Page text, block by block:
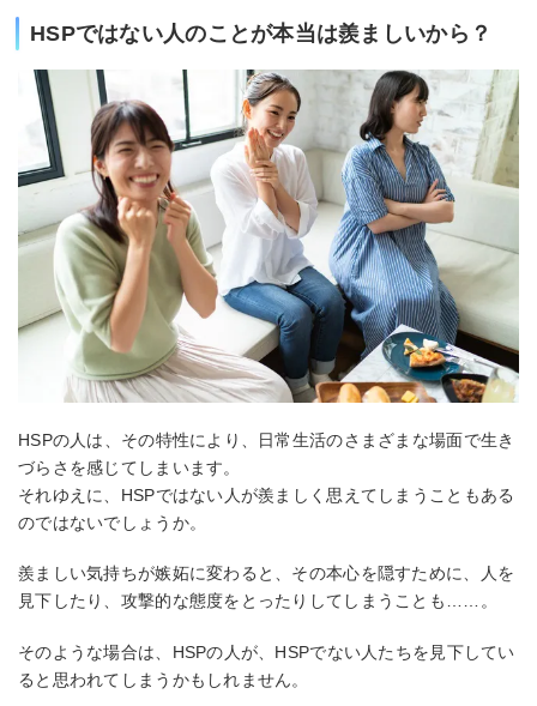
HSPではない人のことが本当は羨ましいから？
HSPの人は、その特性により、日常生活のさまざまな場面で生き
づらさを感じてしまいます。
それゆえに、HSPではない人が羨ましく思えてしまうこともある
のではないでしょうか。
羨ましい気持ちが嫉妬に変わると、その本心を隠すために、人を
見下したり、攻撃的な態度をとったりしてしまうことも……。
そのような場合は、HSPの人が、HSPでない人たちを見下してい
ると思われてしまうかもしれません。